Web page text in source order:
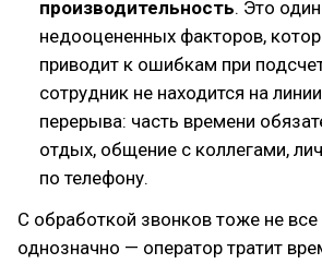
производительность. Это
недооцененных факторов,
приводит к ошибкам при
сотрудник не находится на
перерыва: часть времени
отдых, общение с коллегами,
по телефону.
С обработкой звонков тоже не все
однозначно — оператор тратит